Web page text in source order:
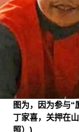
图为，因为参与“
丁家喜，关押在
照）)